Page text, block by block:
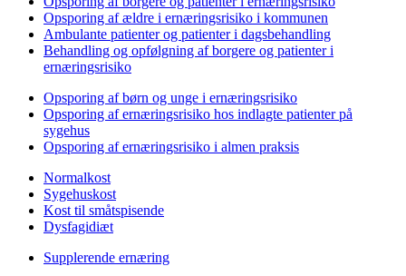
Opsporing af ældre i ernæringsrisiko i kommunen
Ambulante patienter og patienter i dagsbehandling
Behandling og opfølgning af borgere og patienter i
ernæringsrisiko
Opsporing af børn og unge i ernæringsrisiko
Opsporing af ernæringsrisiko hos indlagte patienter på
sygehus
Opsporing af ernæringsrisiko i almen praksis
Normalkost
Sygehuskost
Kost til småtspisende
Dysfagidiæt
Supplerende ernæring